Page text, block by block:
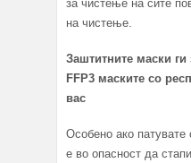
за чистење на сите
на чистење.
Заштитните маски ги
FFP3 маските со
вас
Особено ако
е во опасност да